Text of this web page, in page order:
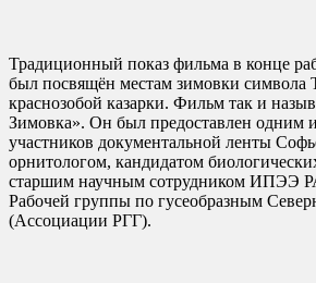
Традиционный показ фильма в конце
был посвящён местам зимовки символа
краснозобой казарки. Фильм так и
Зимовка». Он был предоставлен одним
участников документальной ленты
орнитологом, кандидатом
старшим научным сотрудником ИПЭЭ
Рабочей группы по гусеобразным
(Ассоциации РГГ).